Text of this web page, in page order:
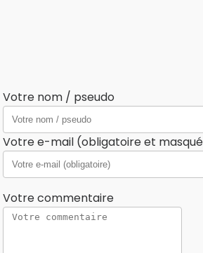
Votre nom / pseudo
Votre e-mail (obligatoire et
Votre commentaire